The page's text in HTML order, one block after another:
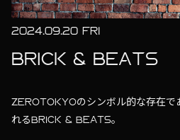
2024.09.20 FRI
BRICK & BEATS
ZEROTOKYOのシンボル的な存在
れるBRICK & BEATS。